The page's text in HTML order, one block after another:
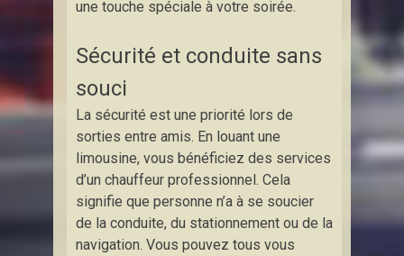
une touche spéciale à votre soirée.
Sécurité et conduite sans
souci
La sécurité est une priorité lors de
sorties entre amis. En louant une
limousine, vous bénéficiez des services
d’un chauffeur professionnel. Cela
signifie que personne n’a à se soucier
de la conduite, du stationnement ou de la
navigation. Vous pouvez tous vous